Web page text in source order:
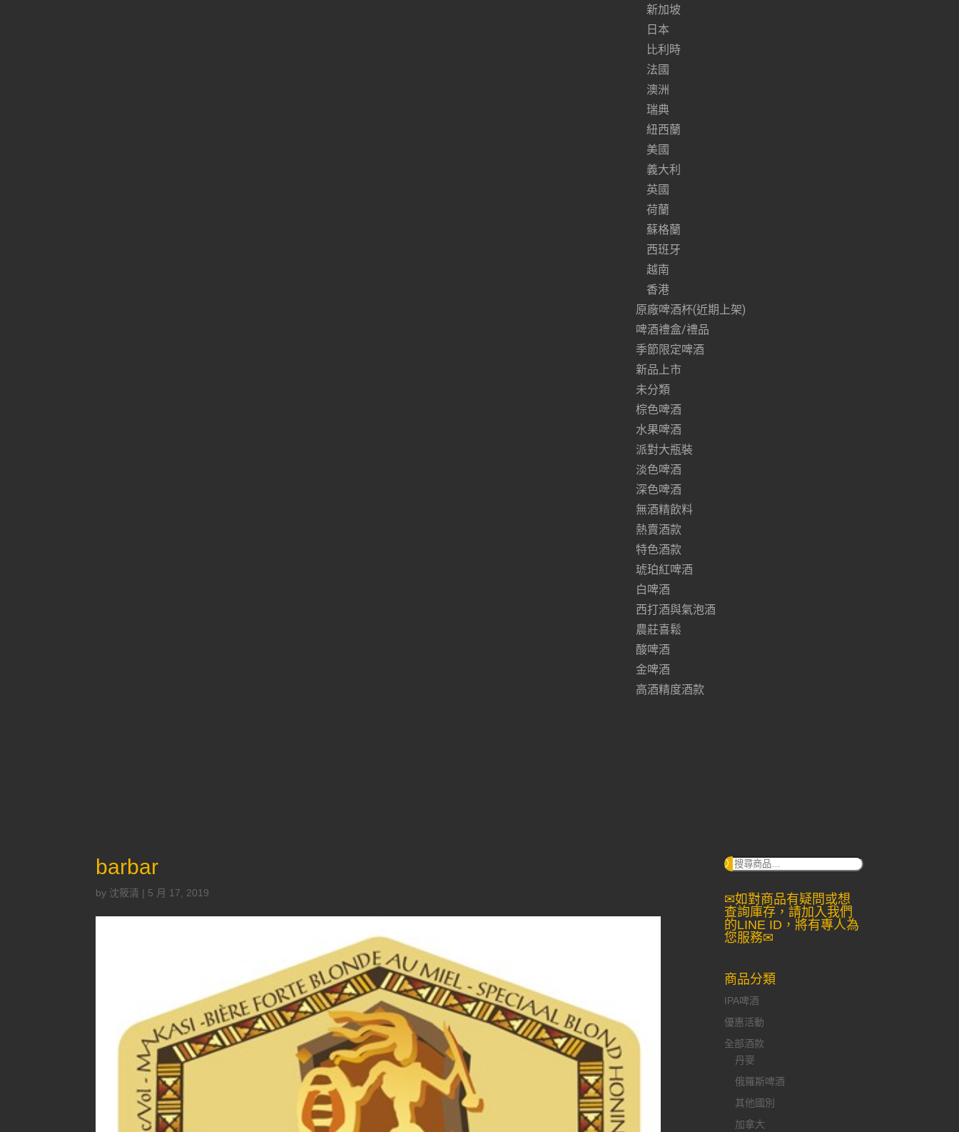
新加坡
日本
比利時
法國
澳洲
瑞典
紐西蘭
美國
義大利
英國
荷蘭
蘇格蘭
西班牙
越南
香港
原廠啤酒杯(近期上架)
啤酒禮盒/禮品
季節限定啤酒
新品上市
未分類
棕色啤酒
水果啤酒
派對大瓶裝
淡色啤酒
深色啤酒
無酒精飲料
熱賣酒款
特色酒款
琥珀紅啤酒
白啤酒
西打酒與氣泡酒
農莊喜鬆
酸啤酒
金啤酒
高酒精度酒款
barbar
by 沈筱清 | 5 月 17, 2019
搜
✉如對商品有疑問或想
查詢庫存，請加入我們
的LINE ID，將有專人為
您服務✉
商品分類
IPA啤酒
優惠活動
全部酒款
丹麥
俄羅斯啤酒
其他國別
加拿大